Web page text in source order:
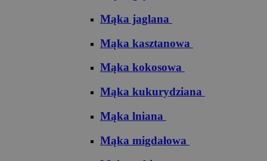
Mąka jaglana
Mąka kasztanowa
Mąka kokosowa
Mąka kukurydziana
Mąka lniana
Mąka migdałowa